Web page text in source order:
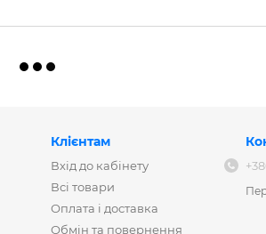
Клієнтам
Вхід до кабінету
Всі товари
Оплата і доставка
Обмін та повернення